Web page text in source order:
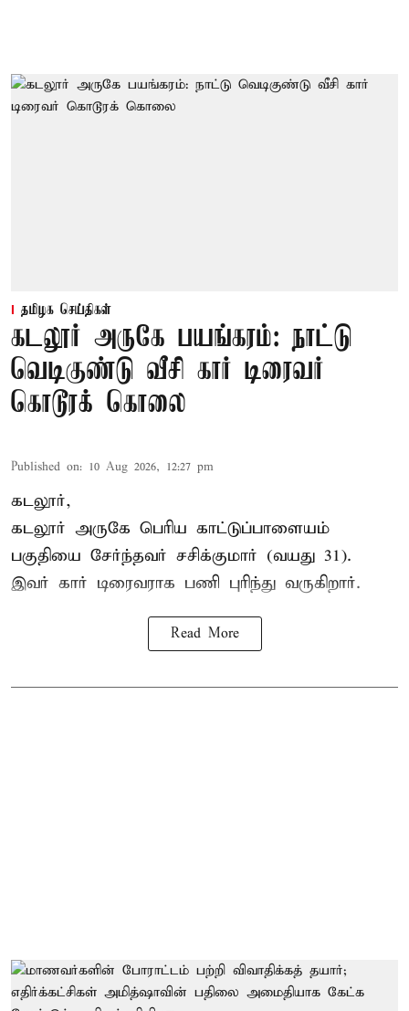
தமிழக செய்திகள்
கடலூர் அருகே பயங்கரம்: நாட்டு
வெடிகுண்டு வீசி கார் டிரைவர்
கொடூரக் கொலை
Published on: 10 Aug 2026, 12:27 pm
கடலூர்,
கடலூர் அருகே பெரிய காட்டுப்பாளையம்
பகுதியை சேர்ந்தவர் சசிக்குமார் (வயது 31).
இவர் கார் டிரைவராக பணி புரிந்து வருகிறார்.
Read More